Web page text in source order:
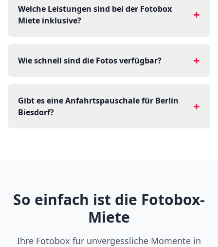
Welche Leistungen sind bei der Fotobox
Miete inklusive?
+
Wie schnell sind die Fotos verfügbar? +
Gibt es eine Anfahrtspauschale für Berlin
Biesdorf?
+
So einfach ist die Fotobox-
Miete
Ihre Fotobox für unvergessliche Momente in